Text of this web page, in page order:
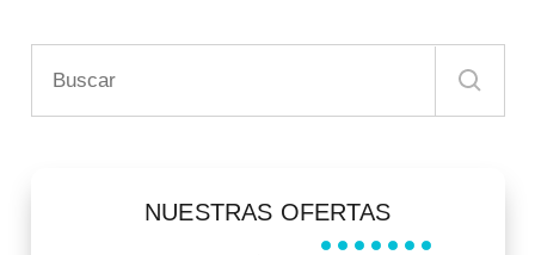
NUESTRAS OFERTAS